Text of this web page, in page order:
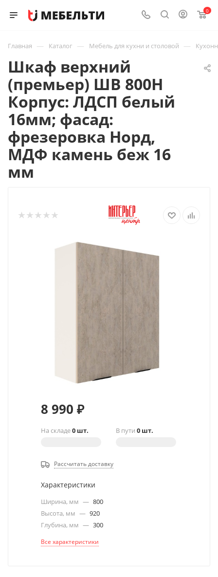
0
Главная — Каталог — Мебель для кухни и столовой —
Шкаф верхний
(премьер) ШВ 800Н
Корпус: ЛДСП белый
16мм; фасад:
фрезеровка Норд,
МДФ камень беж 16
мм
8 990 ₽
На складе0 шт. В пути 0 шт.
Рассчитать доставку
Характеристики
Ширина, мм — 800
Высота, мм — 920
Глубина, мм — 300
Все характеристики